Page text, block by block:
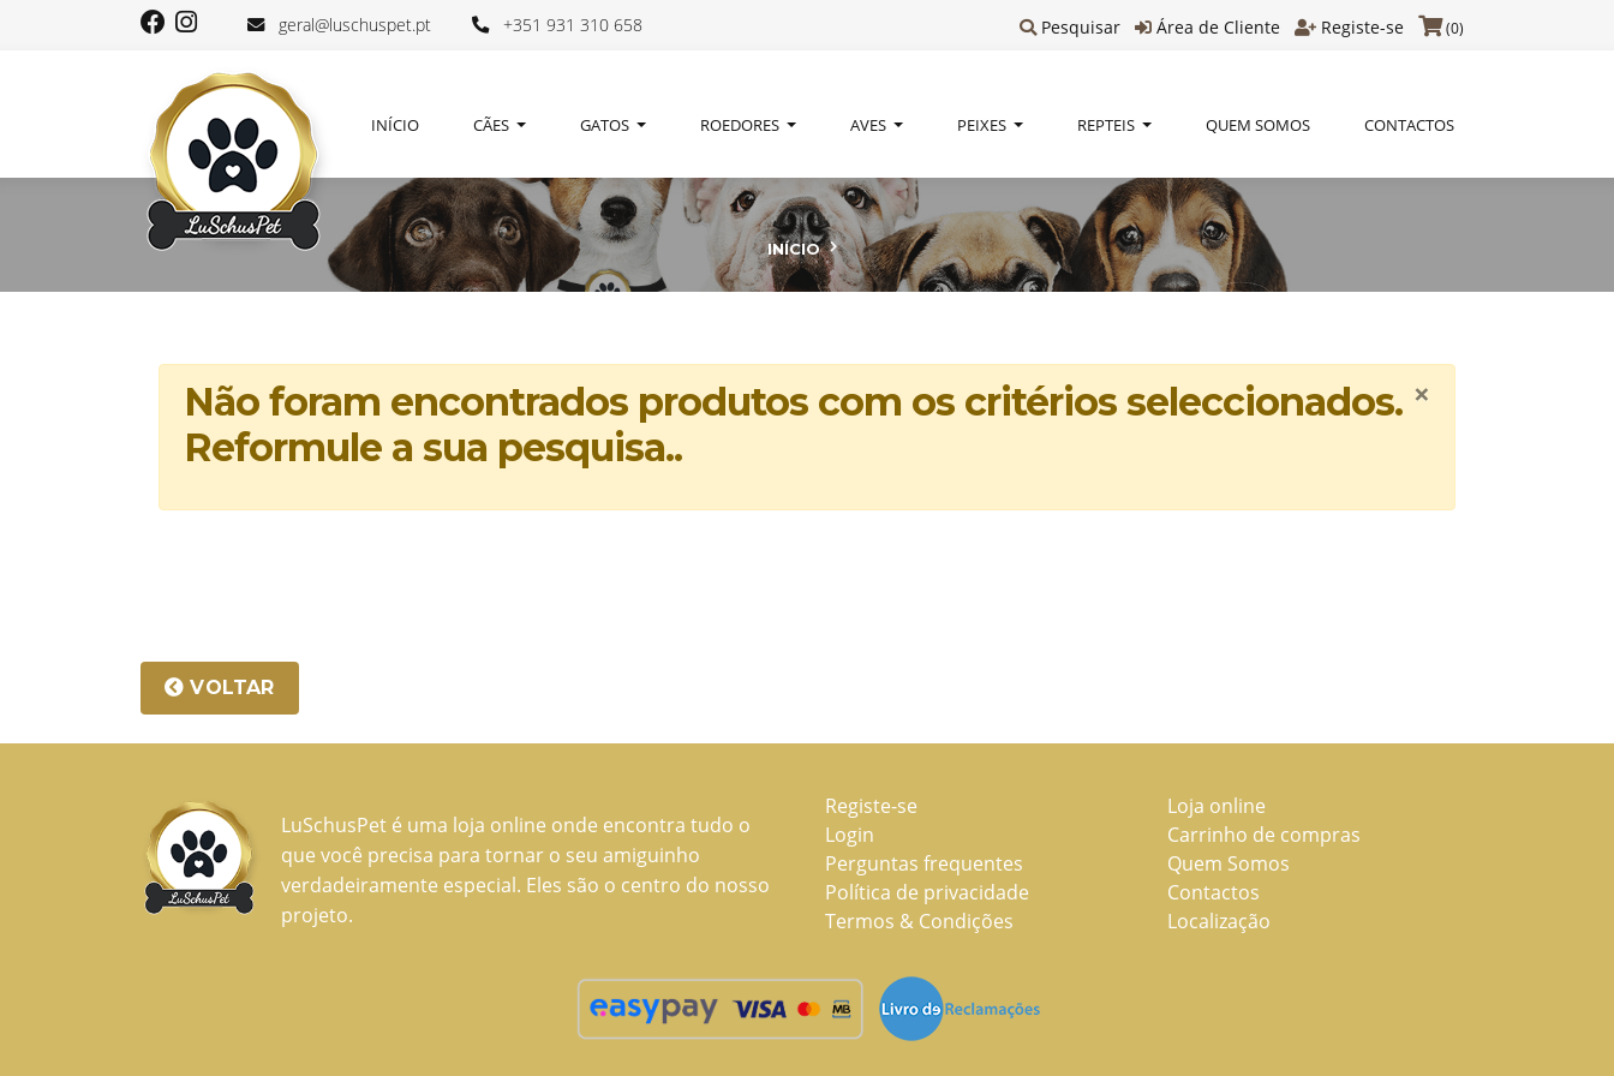
geral@luschuspet.pt +351 931 310 658 Pesquisar Área de Cliente Registe-se (0)
INÍCIO CÃES GATOS ROEDORES AVES PEIXES REPTEIS QUEM SOMOS CONTACTOS
INÍCIO
×
Não foram encontrados produtos com os critérios seleccionados.
Reformule a sua pesquisa..
VOLTAR
LuSchusPet é uma loja online onde encontra tudo o
que você precisa para tornar o seu amiguinho
verdadeiramente especial. Eles são o centro do nosso
projeto.
Registe-se
Login
Perguntas frequentes
Política de privacidade
Termos & Condições
Loja online
Carrinho de compras
Quem Somos
Contactos
Localização